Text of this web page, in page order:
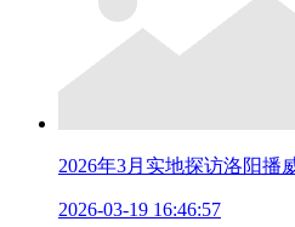
2026年3月实地探访洛阳播
2026-03-19 16:46:57